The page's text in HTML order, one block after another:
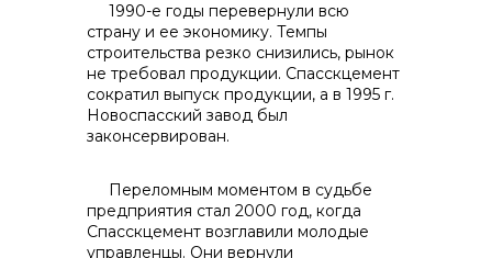
1990-е годы перевернули всю
страну и ее экономику. Темпы
строительства резко снизились, рынок
не требовал продукции. Спасскцемент
сократил выпуск продукции, а в 1995 г.
Новоспасский завод был
законсервирован.
Переломным моментом в судьбе
предприятия стал 2000 год, когда
Спасскцемент возглавили молодые
управленцы. Они вернули